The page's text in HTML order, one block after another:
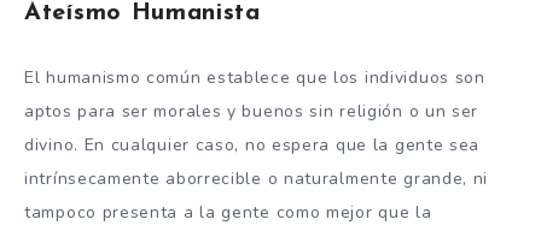
Ateísmo Humanista
El humanismo común establece que los individuos son
aptos para ser morales y buenos sin religión o un ser
divino. En cualquier caso, no espera que la gente sea
intrínsecamente aborrecible o naturalmente grande, ni
tampoco presenta a la gente como mejor que la